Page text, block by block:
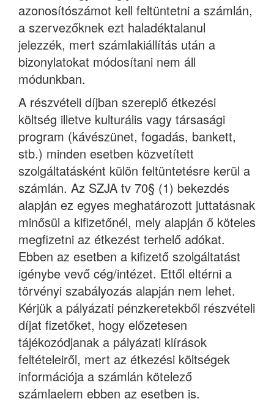
azonosítószámot kell feltüntetni a számlán,
a szervezőknek ezt haladéktalanul
jelezzék, mert számlakiállítás után a
bizonylatokat módosítani nem áll
módunkban.
A részvételi díjban szereplő étkezési
költség illetve kulturális vagy társasági
program (kávészünet, fogadás, bankett,
stb.) minden esetben közvetített
szolgáltatásként külön feltüntetésre kerül a
számlán. Az SZJA tv 70§ (1) bekezdés
alapján ez egyes meghatározott juttatásnak
minősül a kifizetőnél, mely alapján ő köteles
megfizetni az étkezést terhelő adókat.
Ebben az esetben a kifizető szolgáltatást
igénybe vevő cég/intézet. Ettől eltérni a
törvényi szabályozás alapján nem lehet.
Kérjük a pályázati pénzkeretekből részvételi
díjat fizetőket, hogy előzetesen
tájékozódjanak a pályázati kiírások
feltételeiről, mert az étkezési költségek
információja a számlán kötelező
számlaelem ebben az esetben is.